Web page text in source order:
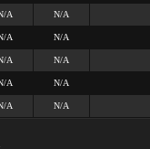
A N/A
A N/A
A N/A
A N/A
A
N/A